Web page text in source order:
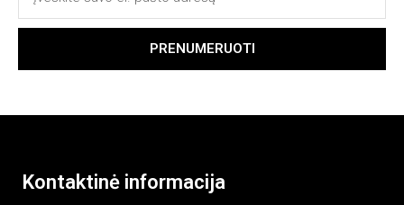
PRENUMERUOTI
Kontaktinė informacija